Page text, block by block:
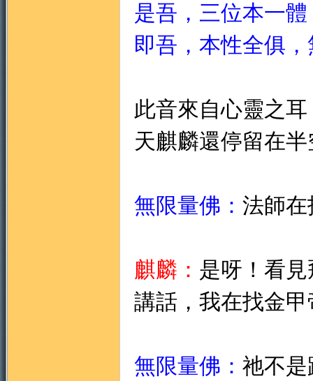
是吾，三位本一
即吾，本性全俱
此音來自心靈之
天麒麟還停留在
無限量佛： 法師
麒麟： 是呀！看
講話，我在找金
無限量佛： 祂不